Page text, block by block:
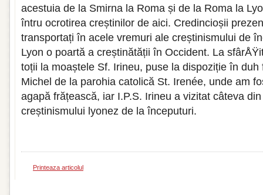
acestuia de la Smirna la Roma și de la Roma la
întru ocrotirea creștinilor de aici. Credincioșii
transportați în acele vremuri ale creștinismului de
Lyon o poartă a creștinătății în Occident. La
toții la moaștele Sf. Irineu, puse la dispoziție în duh
Michel de la parohia catolică St. Irenée, unde am
agapă frățească, iar I.P.S. Irineu a vizitat câteva
creștinismului lyonez de la începuturi.
Printeaza articolul